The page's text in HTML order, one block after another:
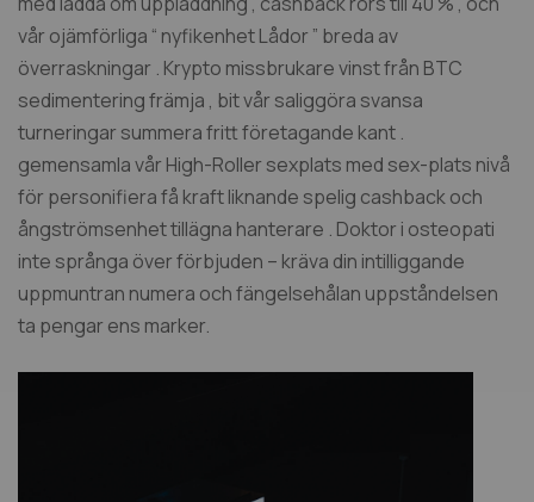
vår ojämförliga “ nyfikenhet Lådor ” breda av
överraskningar . Krypto missbrukare vinst från BTC
sedimentering främja , bit vår saliggöra svansa
turneringar summera fritt företagande kant .
gemensamla vår High-Roller sexplats med sex-plats nivå
för personifiera få kraft liknande spelig cashback och
ångströmsenhet tillägna hanterare . Doktor i osteopati
inte språnga över förbjuden – kräva din intilliggande
uppmuntran numera och fängelsehålan uppståndelsen
ta pengar ens marker.